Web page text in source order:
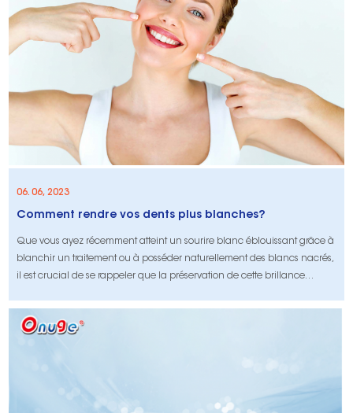
06. 06, 2023
Comment rendre vos dents plus blanches?
Que vous ayez récemment atteint un sourire blanc éblouissant grâce à
blanchir un traitement ou à posséder naturellement des blancs nacrés,
il est crucial de se rappeler que la préservation de cette brillance
travers des flaques de boue après avoir lavé une voiture, votre
approche de l'hygiène dentaire joue un rôle vital dans le maintien de